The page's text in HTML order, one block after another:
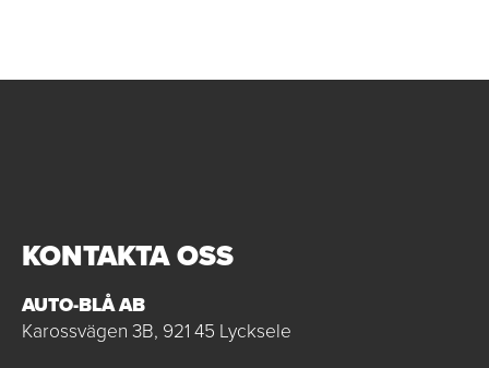
KONTAKTA OSS
AUTO-BLÅ AB
Karossvägen 3B, 921 45 Lycksele